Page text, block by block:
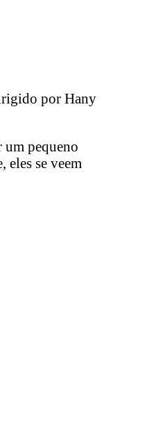
por Hany
um pequeno
eles se veem